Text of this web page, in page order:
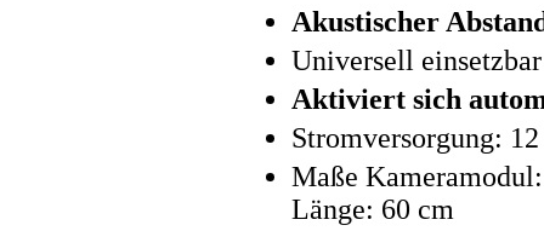
Akustischer
Universell
Aktiviert sich
Stromversorgung:
Maße
Länge: 60 cm